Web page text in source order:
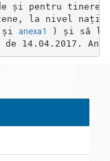
și pentru
la nivel
și anexa1 ) și să le
14.04.2017.